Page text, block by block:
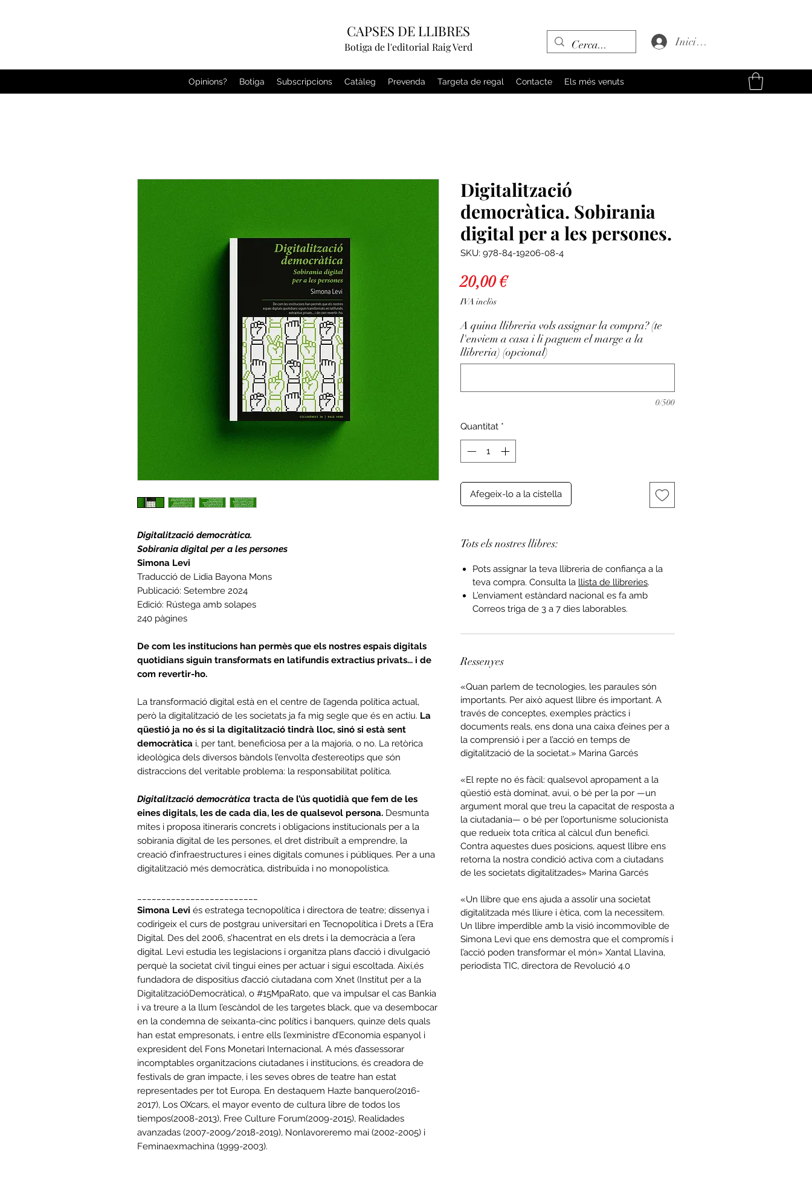
CAPSES DE LLIBRES
Opinions? Botiga Subscripcions Catàleg Prevenda Targeta de regal Contacte Els més venuts
Inicia la sessió
Botiga de l'editorial Raig Verd
Digitalització democràtica.
Sobirania digital per a les persones
Simona Levi
Traducció de Lidia Bayona Mons
Publicació: Setembre 2024
Edició: Rústega amb solapes
240 pàgines
De com les institucions han permès que els nostres espais digitals
quotidians siguin transformats en latifundis extractius privats... i de
com revertir-ho.
La transformació digital està en el centre de l’agenda política actual,
però la digitalització de les societats ja fa mig segle que és en actiu. La
qüestió ja no és si la digitalització tindrà lloc, sinó si està sent
democràtica i, per tant, beneficiosa per a la majoria, o no. La retòrica
ideològica dels diversos bàndols l’envolta d’estereotips que són
distraccions del veritable problema: la responsabilitat política.
Digitalització democràtica tracta de l’ús quotidià que fem de les
eines digitals, les de cada dia, les de qualsevol persona. Desmunta
mites i proposa itineraris concrets i obligacions institucionals per a la
sobirania digital de les persones, el dret distribuït a emprendre, la
creació d’infraestructures i eines digitals comunes i públiques. Per a una
digitalització més democràtica, distribuïda i no monopolística.
Simona Levi és estratega tecnopolítica i directora de teatre; dissenya i
codirigeix el curs de postgrau universitari en Tecnopolítica i Drets a l’Era
Digital. Des del 2006, s’hacentrat en els drets i la democràcia a l’era
digital. Levi estudia les legislacions i organitza plans d’acció i divulgació
perquè la societat civil tingui eines per actuar i sigui escoltada. Així,és
fundadora de dispositius d’acció ciutadana com Xnet (Institut per a la
DigitalitzacióDemocràtica), o #15MpaRato, que va impulsar el cas Bankia
i va treure a la llum l’escàndol de les targetes black, que va desembocar
en la condemna de seixanta-cinc polítics i banquers, quinze dels quals
han estat empresonats, i entre ells l’exministre d’Economia espanyol i
expresident del Fons Monetari Internacional. A més d’assessorar
incomptables organitzacions ciutadanes i institucions, és creadora de
festivals de gran impacte, i les seves obres de teatre han estat
representades per tot Europa. En destaquem Hazte banquero(2016-
2017), Los OXcars, el mayor evento de cultura libre de todos los
tiempos(2008-2013), Free Culture Forum(2009-2015), Realidades
avanzadas (2007-2009/2018-2019), Nonlavoreremo mai (2002-2005) i
Feminaexmachina (1999-2003).
Digitalització
democràtica. Sobirania
digital per a les persones.
SKU: 978-84-19206-08-4
20,00 €Price
IVA inclòs
A quina llibreria vols assignar la compra? (te
l'enviem a casa i li paguem el marge a la
llibreria) (opcional)
0/500
Quantitat *
Afegeix-lo a la cistella
Tots els nostres llibres:
Pots assignar la teva llibreria de confiança a la
teva compra. Consulta la llista de llibreries.
L’enviament estàndard nacional es fa amb
Correos triga de 3 a 7 dies laborables.
Ressenyes
«Quan parlem de tecnologies, les paraules són
importants. Per això aquest llibre és important. A
través de conceptes, exemples pràctics i
documents reals, ens dona una caixa d’eines per a
la comprensió i per a l’acció en temps de
digitalització de la societat.» Marina Garcés
«El repte no és fàcil: qualsevol apropament a la
qüestió està dominat, avui, o bé per la por —un
argument moral que treu la capacitat de resposta a
la ciutadania— o bé per l’oportunisme solucionista
que redueix tota crítica al càlcul d’un benefici.
Contra aquestes dues posicions, aquest llibre ens
retorna la nostra condició activa com a ciutadans
de les societats digitalitzades» Marina Garcés
«Un llibre que ens ajuda a assolir una societat
digitalitzada més lliure i ètica, com la necessitem.
Un llibre imperdible amb la visió incommovible de
Simona Levi que ens demostra que el compromís i
l’acció poden transformar el món» Xantal Llavina,
periodista TIC, directora de Revolució 4.0